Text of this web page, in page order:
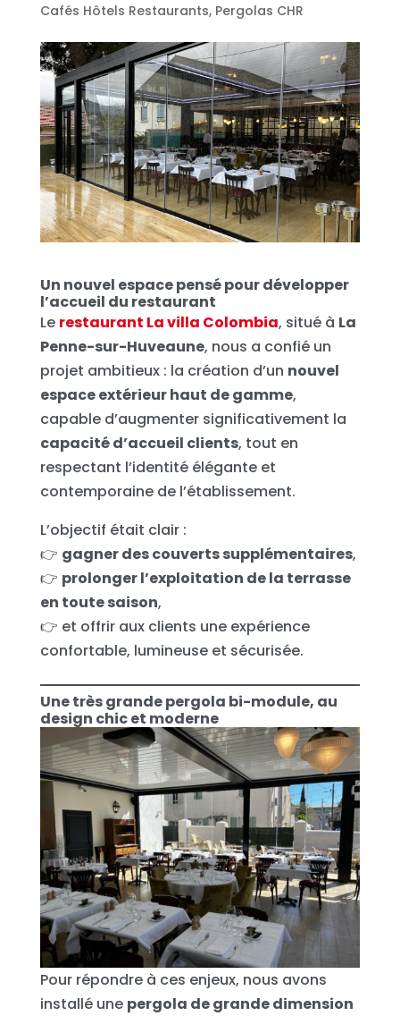
Cafés Hôtels Restaurants, Pergolas CHR
Un nouvel espace pensé pour développer
l’accueil du restaurant
Le restaurant La villa Colombia, situé à La
Penne-sur-Huveaune, nous a confié un
projet ambitieux : la création d’un nouvel
espace extérieur haut de gamme,
capable d’augmenter significativement la
capacité d’accueil clients, tout en
respectant l’identité élégante et
contemporaine de l’établissement.
L’objectif était clair :
👉 gagner des couverts supplémentaires,
👉 prolonger l’exploitation de la terrasse
en toute saison,
👉 et offrir aux clients une expérience
confortable, lumineuse et sécurisée.
Une très grande pergola bi-module, au
design chic et moderne
Pour répondre à ces enjeux, nous avons
installé une pergola de grande dimension